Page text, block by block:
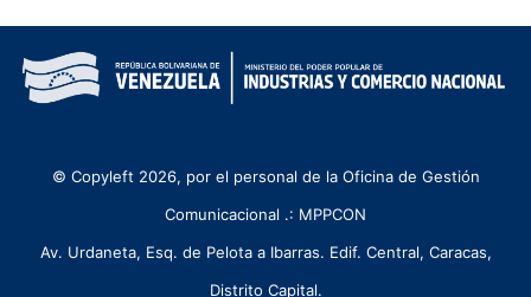
© Copyleft 2026, por el personal de la Oficina de Gestión
Comunicacional .: MPPCON
Av. Urdaneta, Esq. de Pelota a Ibarras. Edif. Central, Caracas,
Distrito Capital.